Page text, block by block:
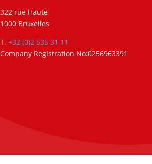
322 rue Haute
1000 Bruxelles
T. +32 (0)2 535 31 11
Company Registration No:0256963391